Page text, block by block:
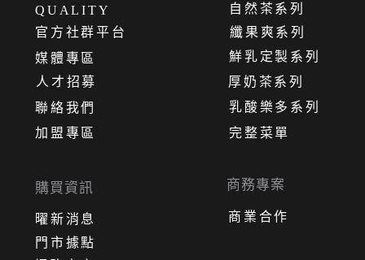
人才招募
QUALITY
官方社群平台
媒體專區
門市據點
曜新消息
購買資訊
聯絡我們
加盟專區
商務專案
商業合作
乳酸樂多系列
厚奶茶系列
鮮乳定製系列
纖果爽系列
自然茶系列
完整菜單